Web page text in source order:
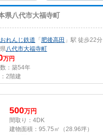
県八代市大福寺町
れんじ鉄道 「 肥後高田 」駅 徒歩22分
八代市大福寺町
万円
：築54年
2階建
500万円
間取り：4DK
建物面積： 95.75㎡（28.96坪）